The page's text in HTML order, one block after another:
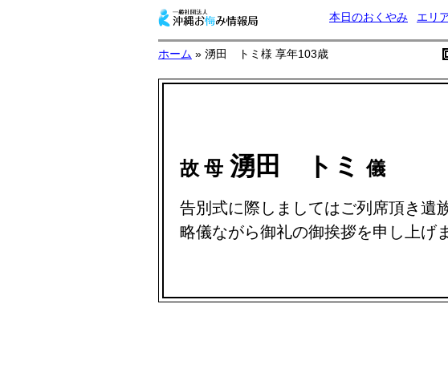
本日のおくやみ エリ
ホーム » 湧田 トミ様 享年103歳
故 母 湧田 トミ儀
告別式に際しましてはご列席頂き遺
略儀ながら御礼の御挨拶を申し上げ